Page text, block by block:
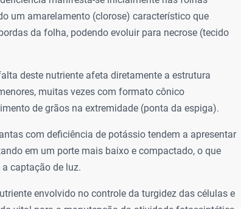
um amarelamento (clorose) característico que
da folha, podendo evoluir para necrose (tecido
deste nutriente afeta diretamente a estrutura
muitas vezes com formato cônico
de grãos na extremidade (ponta da espiga).
com deficiência de potássio tendem a apresentar
em um porte mais baixo e compactado, o que
captação de luz.
envolvido no controle da turgidez das células e